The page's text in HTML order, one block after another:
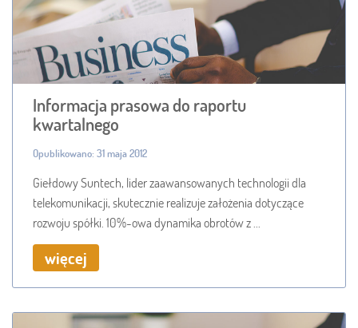
Informacja prasowa do raportu
kwartalnego
Opublikowano: 31 maja 2012
Giełdowy Suntech, lider zaawansowanych technologii dla
telekomunikacji, skutecznie realizuje założenia dotyczące
rozwoju spółki. 10%-owa dynamika obrotów z ...
więcej